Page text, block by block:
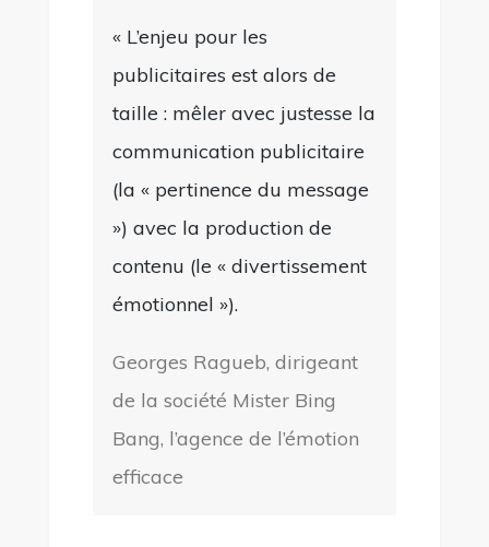
« L’enjeu pour les
publicitaires est alors de
taille : mêler avec justesse la
communication publicitaire
(la « pertinence du message
») avec la production de
contenu (le « divertissement
émotionnel »).
Georges Ragueb, dirigeant
de la société Mister Bing
Bang, l’agence de l’émotion
efficace